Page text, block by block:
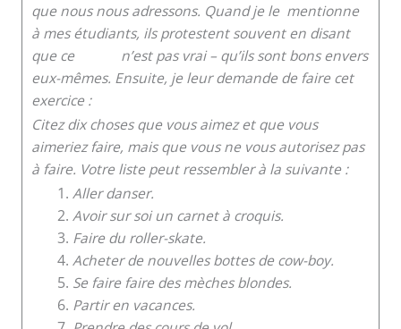
que nous nous adressons. Quand je le mentionne
à mes étudiants, ils protestent souvent en disant
que ce n’est pas vrai – qu’ils sont bons envers
eux-mêmes. Ensuite, je leur demande de faire cet
exercice :
Citez dix choses que vous aimez et que vous
aimeriez faire, mais que vous ne vous autorisez pas
à faire. Votre liste peut ressembler à la suivante :
Aller danser.
Avoir sur soi un carnet à croquis.
Faire du roller-skate.
Acheter de nouvelles bottes de cow-boy.
Se faire faire des mèches blondes.
Partir en vacances.